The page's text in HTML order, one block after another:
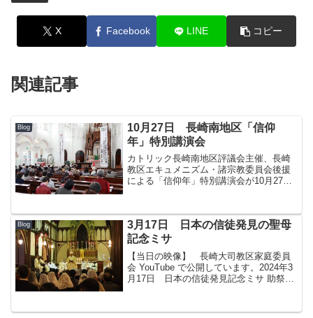
X Facebook LINE コピー
関連記事
Blog
10月27日 長崎南地区「信仰
年」特別講演会
カトリック長崎南地区評議会主催、長崎
教区エキュメニズム・諸宗教委員会後援
による「信仰年」特別講演会が10月27
知る～」をテーマに、第二東京弁護士会
所属、リンク総合法律事...
Blog
3月17日 日本の信徒発見の聖母
記念ミサ
【当日の映像】 長崎大司教区家庭委員
会 YouTube で公開しています。2024年3
月17日 日本の信徒発見記念ミサ 助祭・
日に追記しました。） 3月17日...